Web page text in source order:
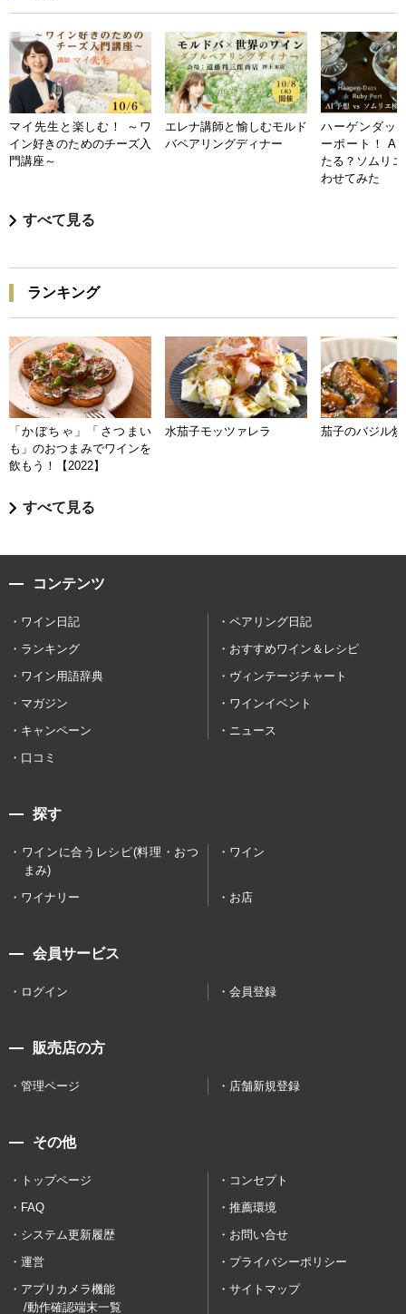
マイ先生と楽しむ！ ～ワ
イン好きのためのチーズ入
門講座～
エレナ講師と愉しむモルド
バペアリングディナー
ハーゲンダッ
ーポート！ AI
たる？ソムリ
わせてみた
すべて見る
ランキング
「かぼちゃ」「さつまい
も」のおつまみでワインを
飲もう！【2022】
水茄子モッツァレラ 茄子のバジル炒
すべて見る
コンテンツ
ワイン日記
ペアリング日記
ランキング
おすすめワイン＆レシピ
ワイン用語辞典
ヴィンテージチャート
マガジン
ワインイベント
キャンペーン
ニュース
口コミ
探す
ワインに合うレシピ(料理・おつ
まみ)
ワイン
ワイナリー お店
会員サービス
ログイン 会員登録
販売店の方
管理ページ 店舗新規登録
その他
トップページ
コンセプト
FAQ
推薦環境
システム更新履歴
お問い合せ
運営
プライバシーポリシー
アプリカメラ機能
/動作確認端末一覧
サイトマップ